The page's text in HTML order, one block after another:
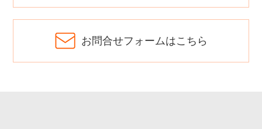
お問合せフォームはこちら